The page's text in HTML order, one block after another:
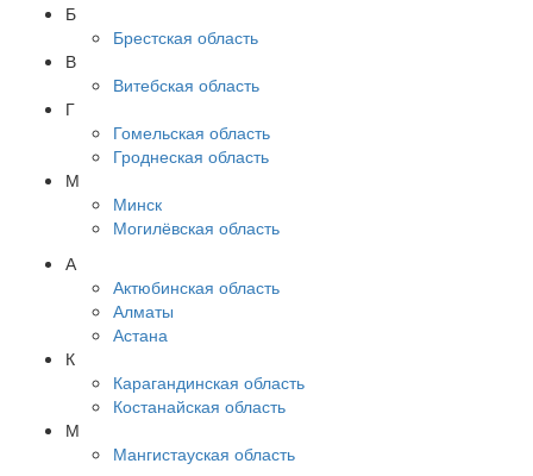
Б
Брестская область
В
Витебская область
Г
Гомельская область
Гроднеская область
М
Минск
Могилёвская область
А
Актюбинская область
Алматы
Астана
К
Карагандинская область
Костанайская область
М
Мангистауская область